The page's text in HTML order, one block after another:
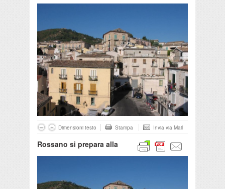
Dimensioni testo Stampa Invia via Mail
Rossano si prepara alla